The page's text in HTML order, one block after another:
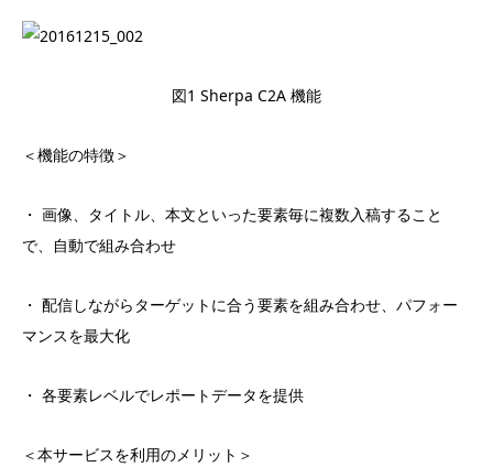
図1 Sherpa C2A 機能
＜機能の特徴＞
・ 画像、タイトル、本文といった要素毎に複数入稿すること
で、自動で組み合わせ
・ 配信しながらターゲットに合う要素を組み合わせ、パフォー
マンスを最大化
・ 各要素レベルでレポートデータを提供
＜本サービスを利用のメリット＞